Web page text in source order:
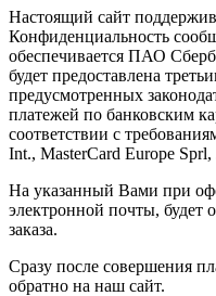
Настоящий сайт
Конфиденциальность
обеспечивается ПАО
будет предоставлена
предусмотренных
платежей по банковским
соответствии с
Int., MasterCard Europe Sprl,
На указанный Вами при
электронной почты, будет
заказа.
Сразу после совершения
обратно на наш сайт.